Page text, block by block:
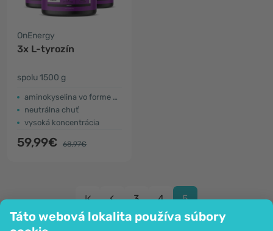
Táto webová lokalita používa súbory
OnEnergy
3x L-tyrozín
spolu 1500 g
aminokyselina vo forme prášku
neutrálna chuť
vysoká koncentrácia
59,99€ 68,97€
3 4 5